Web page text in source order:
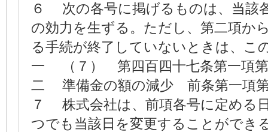
６ 次の各号に掲げるものは、当該
の効力を生ずる。ただし、第二項か
る手続が終了していないときは、こ
一 （７） 第四百四十七条第一項
二 準備金の額の減少 前条第一項
７ 株式会社は、前項各号に定める
つでも当該日を変更することができ